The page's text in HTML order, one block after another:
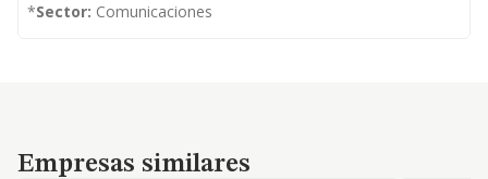
*Sector: Comunicaciones
Empresas similares
Empresas similares